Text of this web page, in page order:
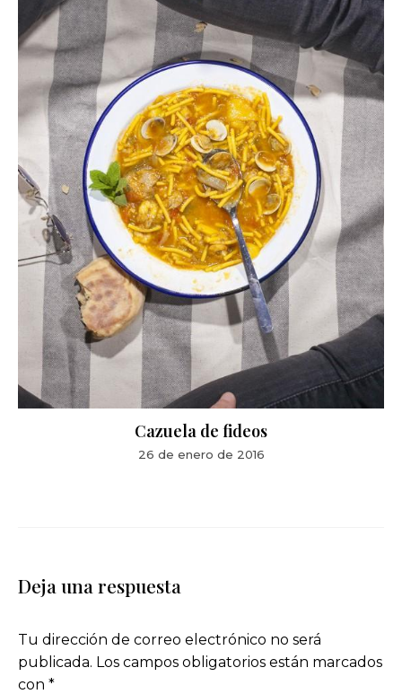
Cazuela de fideos
26 de enero de 2016
Deja una respuesta
Tu dirección de correo electrónico no será
publicada. Los campos obligatorios están marcados
con *